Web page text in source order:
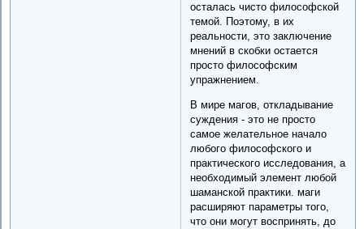
осталась чисто философской
темой. Поэтому, в их
реальности, это заключение
мнений в скобки остается
просто философским
упражнением.
В мире магов, откладывание
суждения - это не просто
самое желательное начало
любого философского и
практического исследования, а
необходимый элемент любой
шаманской практики. маги
расширяют параметры того,
что они могут воспринять, до